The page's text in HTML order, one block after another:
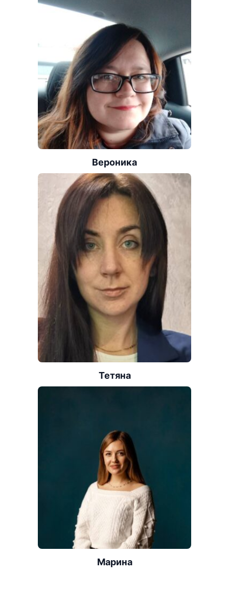
Вероника
Тетяна
Марина